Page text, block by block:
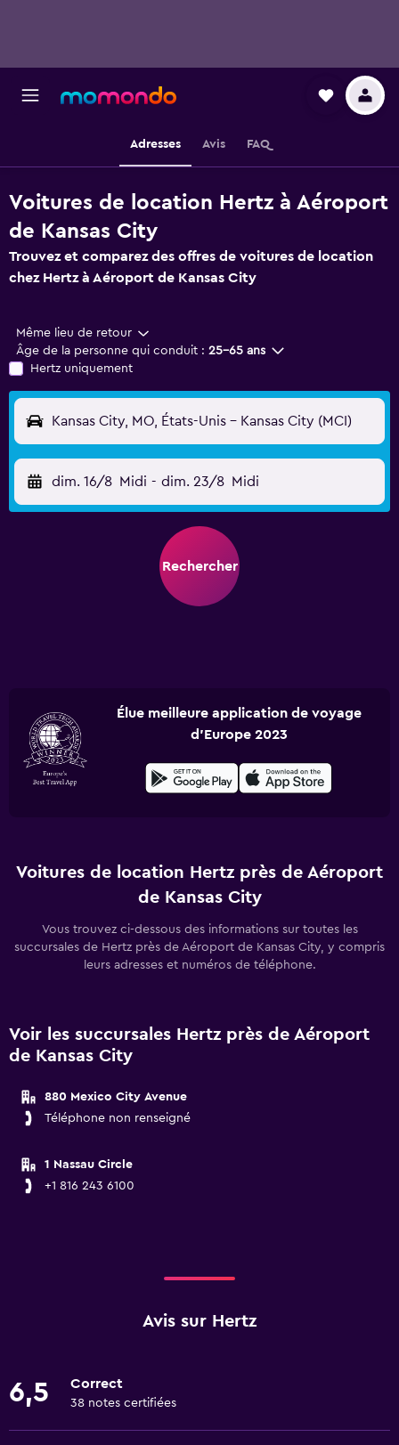
Adresses Avis FAQ
Voitures de location Hertz à Aéroport
de Kansas City
Trouvez et comparez des offres de voitures de location
chez Hertz à Aéroport de Kansas City
Même lieu de retour
Âge de la personne qui conduit : 25-65 ans
Hertz uniquement
Kansas City, MO, États-Unis - Kansas City (MCI)
dim. 16/8 Midi - dim. 23/8 Midi
Rechercher
Élue meilleure application de voyage
d'Europe 2023
Voitures de location Hertz près de Aéroport
de Kansas City
Vous trouvez ci-dessous des informations sur toutes les
succursales de Hertz près de Aéroport de Kansas City, y compris
leurs adresses et numéros de téléphone.
Voir les succursales Hertz près de Aéroport
de Kansas City
880 Mexico City Avenue
Téléphone non renseigné
1 Nassau Circle
+1 816 243 6100
Avis sur Hertz
6,5 Correct
38 notes certifiées